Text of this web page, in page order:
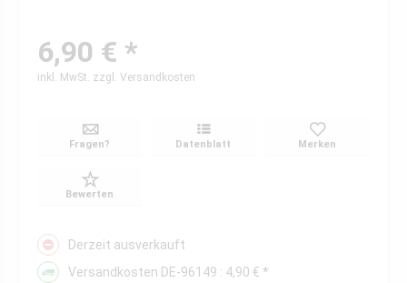
6,90 € *
inkl. MwSt. zzgl. Versandkosten
Fragen? Datenblatt Merken
Bewerten
Derzeit ausverkauft
Versandkosten DE-96149 : 4,90 € *